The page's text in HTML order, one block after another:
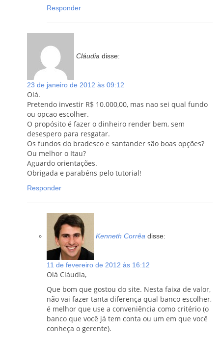
Responder
Cláudia disse:
23 de janeiro de 2012 às 09:12
Olá.
Pretendo investir R$ 10.000,00, mas nao sei qual fundo
ou opcao escolher.
O propósito é fazer o dinheiro render bem, sem
desespero para resgatar.
Os fundos do bradesco e santander são boas opções?
Ou melhor o Itau?
Aguardo orientações.
Obrigada e parabéns pelo tutorial!
Responder
Kenneth Corrêa disse:
11 de fevereiro de 2012 às 16:12
Olá Cláudia,
Que bom que gostou do site. Nesta faixa de valor,
não vai fazer tanta diferença qual banco escolher,
é melhor que use a conveniência como critério (o
banco que você já tem conta ou um em que você
conheça o gerente).